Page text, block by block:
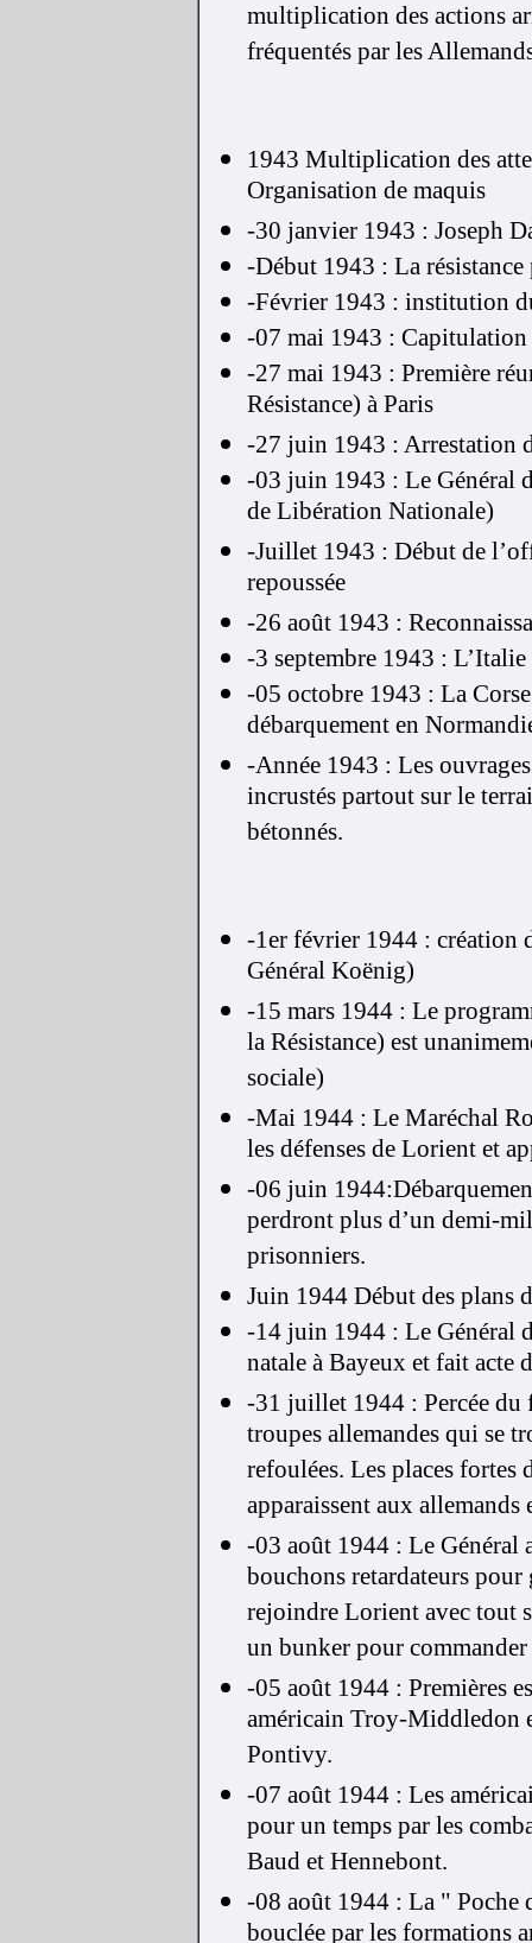
multiplication des actions
fréquentés par les
1943 Multiplication des
Organisation de maquis
-30 janvier 1943 : Joseph
-Début 1943 : La résistance
-Février 1943 : institution
-07 mai 1943 : Capitulation
-27 mai 1943 : Première
Résistance) à Paris
-27 juin 1943 : Arrestation
-03 juin 1943 : Le Général
de Libération Nationale)
-Juillet 1943 : Début de
repoussée
-26 août 1943 :
-3 septembre 1943 :
-05 octobre 1943 : La
débarquement en
-Année 1943 : Les
incrustés partout sur le
bétonnés.
-1er février 1944 : création
Général Koënig)
-15 mars 1944 : Le
la Résistance) est
sociale)
-Mai 1944 : Le Maréchal
les défenses de Lorient et
-06 juin
perdront plus d’un demi-
prisonniers.
Juin 1944 Début des plans
-14 juin 1944 : Le Général
natale à Bayeux et fait acte
-31 juillet 1944 : Percée du
troupes allemandes qui se
refoulées. Les places
apparaissent aux
-03 août 1944 : Le Général
bouchons retardateurs pour
rejoindre Lorient avec tout
un bunker pour
-05 août 1944 : Premières
américain Troy-Middledon
Pontivy.
-07 août 1944 : Les
pour un temps par les
Baud et Hennebont.
-08 août 1944 : La " Poche
bouclée par les formations